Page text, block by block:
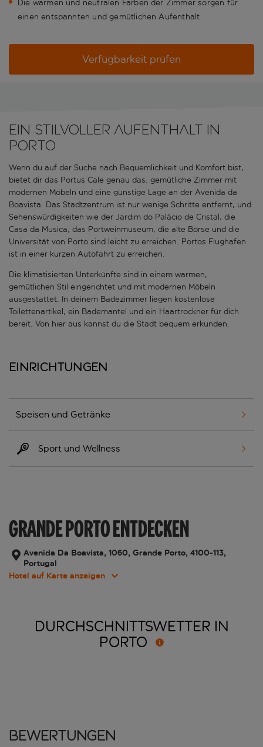
Die warmen und neutralen Farben der Zimmer sorgen für
einen entspannten und gemütlichen Aufenthalt
Verfügbarkeit prüfen
Ein stilvoller Aufenthalt in
Porto
Wenn du auf der Suche nach Bequemlichkeit und Komfort bist,
bietet dir das Portus Cale genau das: gemütliche Zimmer mit
modernen Möbeln und eine günstige Lage an der Avenida da
Boavista. Das Stadtzentrum ist nur wenige Schritte entfernt, und
Sehenswürdigkeiten wie der Jardim do Palácio de Cristal, die
Casa da Musica, das Portweinmuseum, die alte Börse und die
Universität von Porto sind leicht zu erreichen. Portos Flughafen
ist in einer kurzen Autofahrt zu erreichen.
Die klimatisierten Unterkünfte sind in einem warmen,
gemütlichen Stil eingerichtet und mit modernen Möbeln
ausgestattet. In deinem Badezimmer liegen kostenlose
Toilettenartikel, ein Bademantel und ein Haartrockner für dich
bereit. Von hier aus kannst du die Stadt bequem erkunden.
Einrichtungen
Speisen und Getränke
Sport und Wellness
GRANDE PORTO ENTDECKEN
Avenida Da Boavista, 1060, Grande Porto, 4100-113,
Portugal
Hotel auf Karte anzeigen
DURCHSCHNITTSWETTER IN
PORTO
Bewertungen